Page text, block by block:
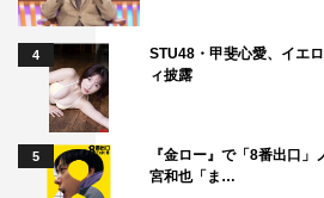
4
STU48・甲斐心愛、イエ
ィ披露
5
『金ロー』で「8番出口
宮和也「ま…